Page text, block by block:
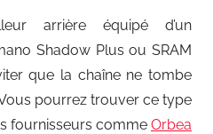
arrière équipé d’un
Shadow Plus ou SRAM
que la chaîne ne tombe
pourrez trouver ce type
fournisseurs comme Orbea